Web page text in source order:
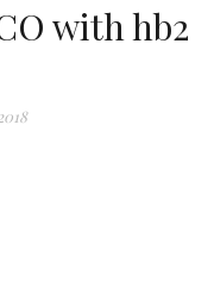
with hb2